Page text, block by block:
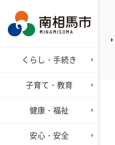
くらし・手続き
子育て・教育
健康・福祉
安心・安全